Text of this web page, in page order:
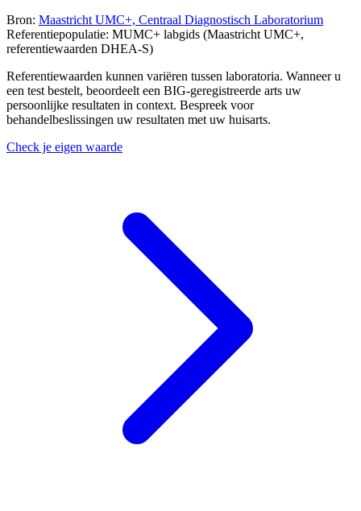
Bron: Maastricht UMC+, Centraal Diagnostisch Laboratorium
Referentiepopulatie: MUMC+ labgids (Maastricht UMC+,
referentiewaarden DHEA-S)
Referentiewaarden kunnen variëren tussen laboratoria. Wanneer u
een test bestelt, beoordeelt een BIG-geregistreerde arts uw
persoonlijke resultaten in context. Bespreek voor
behandelbeslissingen uw resultaten met uw huisarts.
Check je eigen waarde